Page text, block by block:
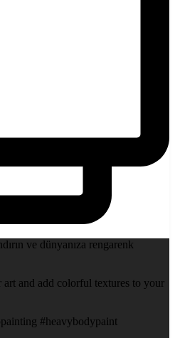
ve dünyanıza rengarenk
and add colorful textures to your
#heavybodypaint